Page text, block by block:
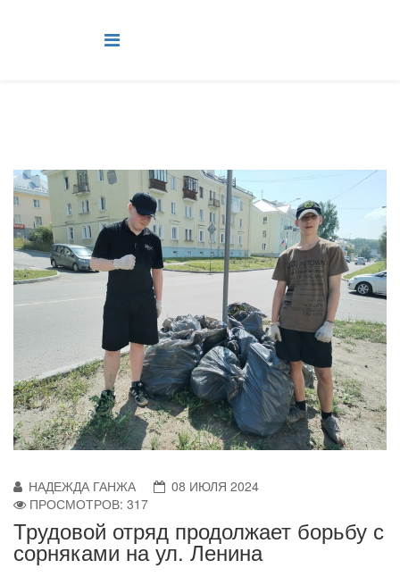
НАДЕЖДА ГАНЖА
08 ИЮЛЯ 2024
ПРОСМОТРОВ: 317
Трудовой отряд продолжает борьбу с
сорняками на ул. Ленина